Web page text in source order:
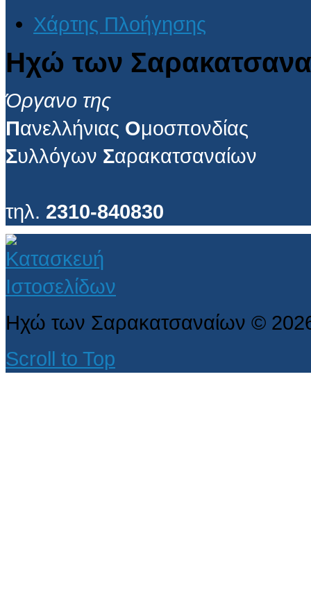
Χάρτης Πλοήγησης
Ηχώ των
Όργανο της
Πανελλήνιας Ομοσπονδίας
Συλλόγων Σαρακατσαναίων
τηλ. 2310-840830
Ηχώ των Σαρακατσαναίων ©
Scroll to Top